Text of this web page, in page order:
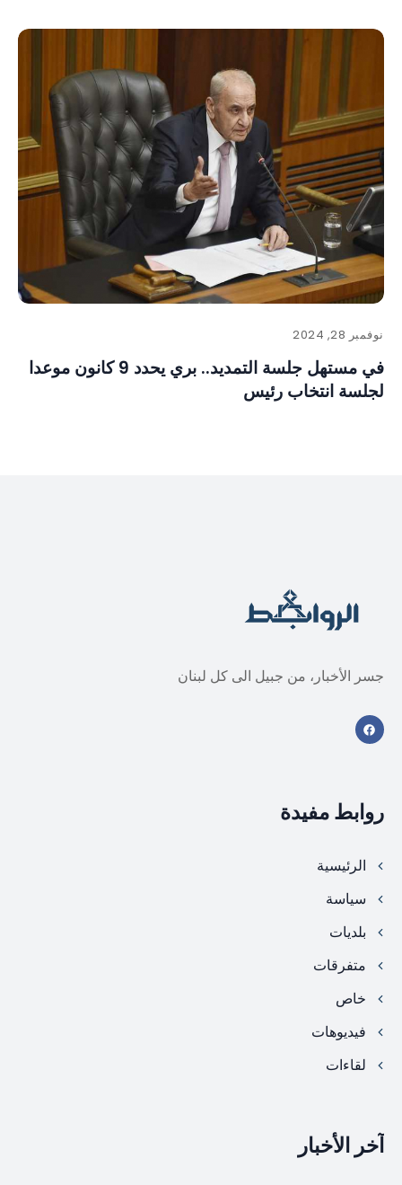
نوفمبر 28, 2024
في مستهل جلسة التمديد.. بري يحدد 9 كانون موعدا
لجلسة انتخاب رئيس
جسر الأخبار، من جبيل الى كل لبنان
روابط مفيدة
الرئيسية
سياسة
بلديات
متفرقات
خاص
فيديوهات
لقاءات
آخر الأخبار